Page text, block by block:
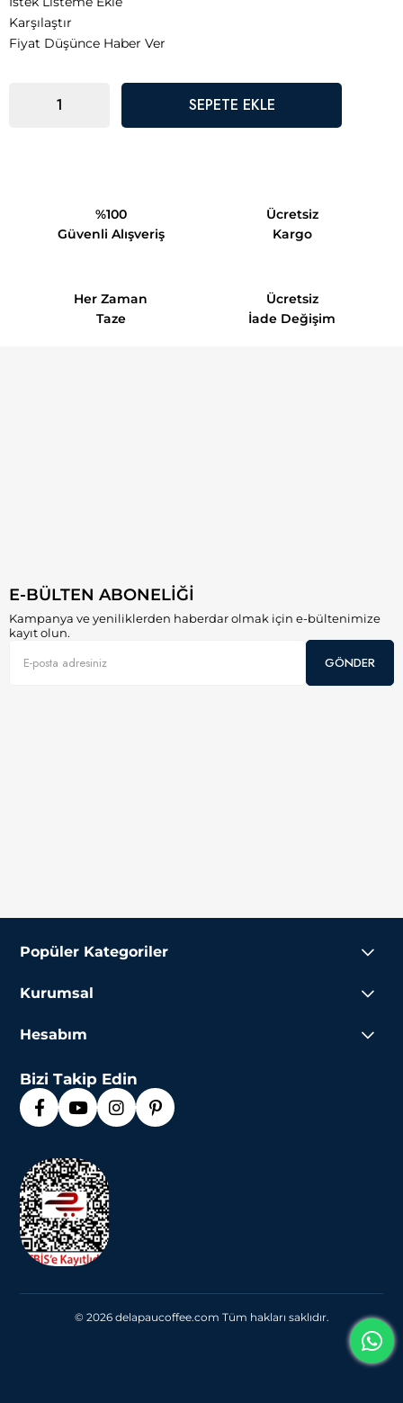
Karşılaştır
Fiyat Düşünce Haber Ver
%100
Güvenli Alışveriş
Ücretsiz
Kargo
Her Zaman
Taze
Ücretsiz
İade Değişim
E-BÜLTEN ABONELİĞİ
Kampanya ve yeniliklerden haberdar olmak için e-bültenimize
kayıt olun.
GÖNDER
Popüler Kategoriler
Kurumsal
Hesabım
Bizi Takip Edin
© 2026 delapaucoffee.com Tüm hakları saklıdır.